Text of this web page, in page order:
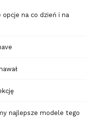
na co dzień i na
najlepsze modele tego